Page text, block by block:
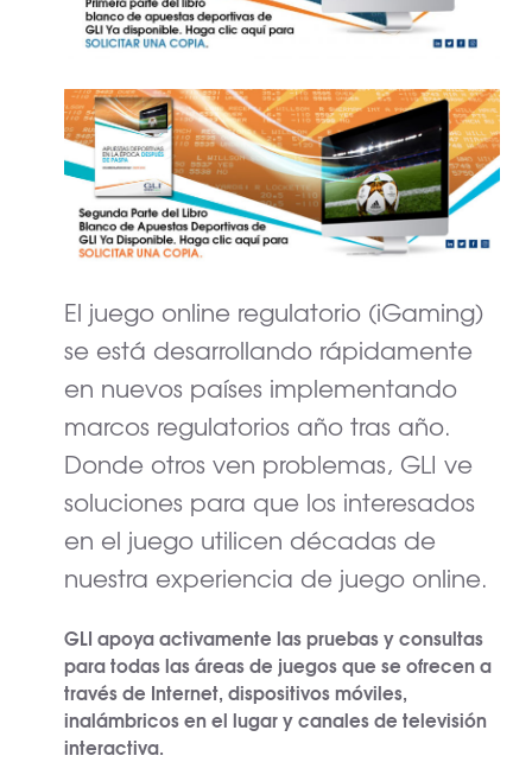
El juego online regulatorio (iGaming)
se está desarrollando rápidamente
en nuevos países implementando
marcos regulatorios año tras año.
Donde otros ven problemas, GLI ve
soluciones para que los interesados
en el juego utilicen décadas de
nuestra experiencia de juego online.
GLI apoya activamente las pruebas y consultas
para todas las áreas de juegos que se ofrecen a
través de Internet, dispositivos móviles,
inalámbricos en el lugar y canales de televisión
interactiva.